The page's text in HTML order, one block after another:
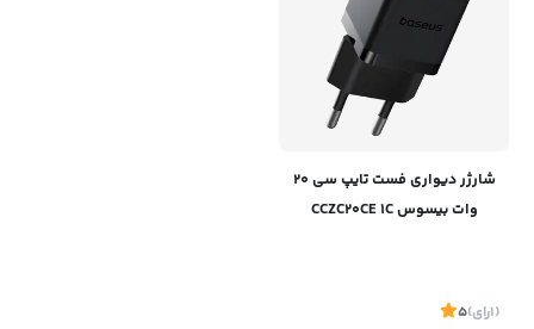
شارژر دیواری فست تایپ سی 20
وات بیسوس CCZC20CE 1C
(1 رای)
5